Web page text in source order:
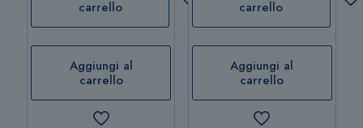
carrello
Aggiungi al
carrello
carrello
Aggiungi al
carrello